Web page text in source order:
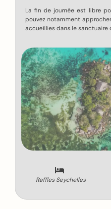
La fin de journée est libre
pouvez notamment
accueillies dans le sanctuaire
Raffles Seychelles